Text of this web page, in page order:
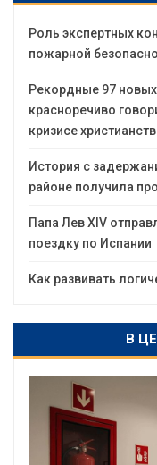
Роль экспертных
пожарной
Рекордные 97
красноречиво
кризисе
История с
районе получила
Папа Лев XIV
поездку по Испании
Как развивать
В